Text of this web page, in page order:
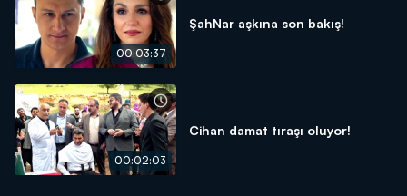
00:03:37
ŞahNar aşkına son bakış!
00:02:03
Cihan damat tıraşı oluyor!